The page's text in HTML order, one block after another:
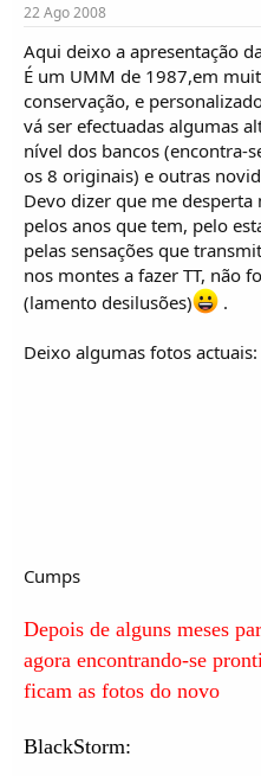
d
e
T
ó
p
i
c
o
s
i
o
22 Ago 2008
Aqui deixo a apresentação
É um UMM de 1987,em
conservação, e
vá ser efectuadas algumas
nível dos bancos (encontra-
os 8 originais) e outras
Devo dizer que me
pelos anos que tem, pelo
pelas sensações que
nos montes a fazer TT, não
(lamento desilusões)
.
Deixo algumas fotos actuais:
Cumps
Depois de alguns meses
agora encontrando-se
ficam as fotos do novo
BlackStorm: